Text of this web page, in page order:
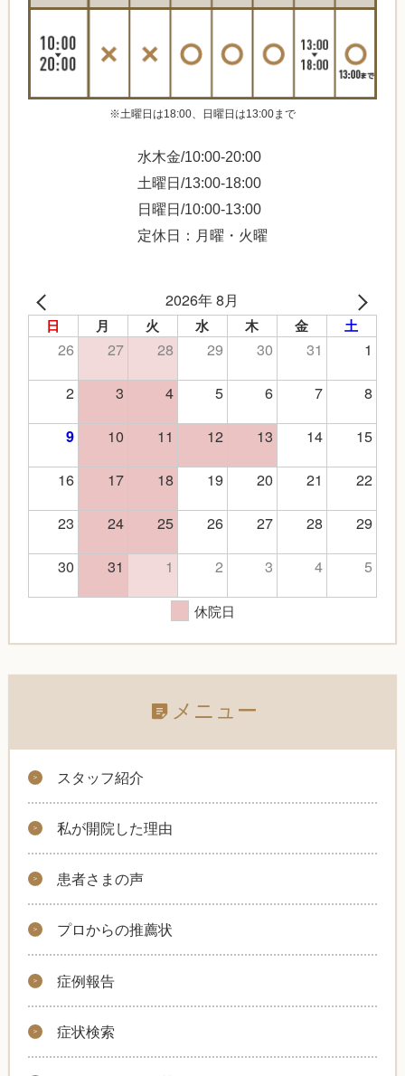
※土曜日は18:00、日曜日は13:00まで
水木金/10:00-20:00
土曜日/13:00-18:00
日曜日/10:00-13:00
定休日：月曜・火曜
2026年 8月
日 月 火 水 木 金 土
26 27 28 29 30 31
1
2
3 4 5 6 7 8
9 10 11 12 13 14
15
16
17 18 19 20 21
22
23
24 25 26 27 28
29
30
31 1 2 3 4 5
休院日
メニュー
スタッフ紹介
私が開院した理由
患者さまの声
プロからの推薦状
症例報告
症状検索